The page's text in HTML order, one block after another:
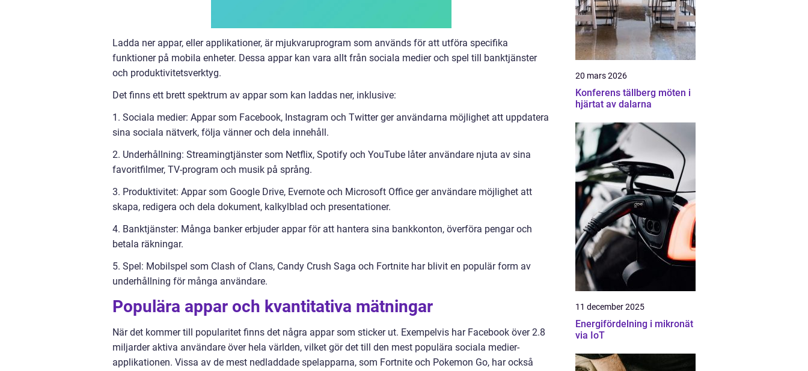
Ladda ner appar, eller applikationer, är mjukvaruprogram som används för att utföra specifika
funktioner på mobila enheter. Dessa appar kan vara allt från sociala medier och spel till banktjänster
och produktivitetsverktyg.
Det finns ett brett spektrum av appar som kan laddas ner, inklusive:
1. Sociala medier: Appar som Facebook, Instagram och Twitter ger användarna möjlighet att uppdatera
sina sociala nätverk, följa vänner och dela innehåll.
2. Underhållning: Streamingtjänster som Netflix, Spotify och YouTube låter användare njuta av sina
favoritfilmer, TV-program och musik på språng.
3. Produktivitet: Appar som Google Drive, Evernote och Microsoft Office ger användare möjlighet att
skapa, redigera och dela dokument, kalkylblad och presentationer.
4. Banktjänster: Många banker erbjuder appar för att hantera sina bankkonton, överföra pengar och
betala räkningar.
5. Spel: Mobilspel som Clash of Clans, Candy Crush Saga och Fortnite har blivit en populär form av
underhållning för många användare.
Populära appar och kvantitativa mätningar
När det kommer till popularitet finns det några appar som sticker ut. Exempelvis har Facebook över 2.8
miljarder aktiva användare över hela världen, vilket gör det till den mest populära sociala medier-
applikationen. Vissa av de mest nedladdade spelapparna, som Fortnite och Pokemon Go, har också
20 mars 2026
Konferens tällberg möten i
hjärtat av dalarna
11 december 2025
Energifördelning i mikronät
via IoT